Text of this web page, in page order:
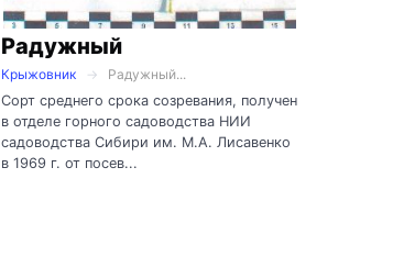
Радужный
Крыжовник
Радужный...
Сорт среднего срока созревания, получен
в отделе горного садоводства НИИ
садоводства Сибири им. М.А. Лисавенко
в 1969 г. от посев...